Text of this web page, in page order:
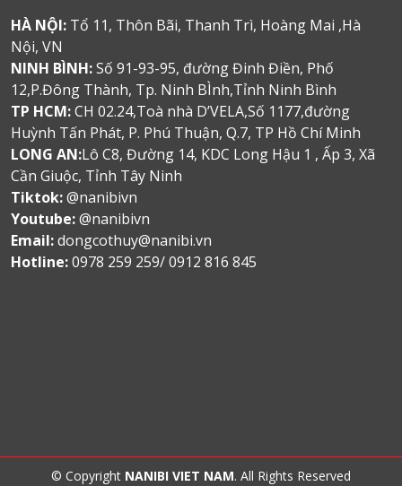
HÀ NỘI: Tổ 11, Thôn Bãi, Thanh Trì, Hoàng Mai ,Hà
Nội, VN
NINH BÌNH:Số 91-93-95, đường Đinh Điền, Phố
12,P.Đông Thành, Tp. Ninh BÌnh,Tỉnh Ninh Bình
TP HCM:CH 02.24,Toà nhà D’VELA,Số 1177,đường
Huỳnh Tấn Phát, P. Phú Thuận, Q.7, TP Hồ Chí Minh
LONG AN:Lô C8, Đường 14, KDC Long Hậu 1 , Ấp 3, Xã
Cần Giuộc, Tỉnh Tây Ninh
Tiktok:@nanibivn
Youtube:@nanibivn
Email:dongcothuy@nanibi.vn
Hotline:0978 259 259/ 0912 816 845
© Copyright NANIBI VIET NAM. All Rights Reserved